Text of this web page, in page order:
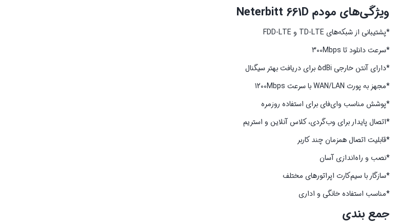
ویژگی‌های مودم Neterbitt 661D
*پشتیبانی از شبکه‌های TD-LTE و FDD-LTE
*سرعت دانلود تا 300Mbps
*دارای آنتن خارجی 5dBi برای دریافت بهتر سیگنال
*مجهز به پورت WAN/LAN با سرعت 1200Mbps
*پوشش مناسب وای‌فای برای استفاده روزمره
*اتصال پایدار برای وب‌گردی، کلاس آنلاین و استریم
*قابلیت اتصال همزمان چند کاربر
*نصب و راه‌اندازی آسان
*سازگار با سیم‌کارت اپراتورهای مختلف
*مناسب استفاده خانگی و اداری
جمع بندی